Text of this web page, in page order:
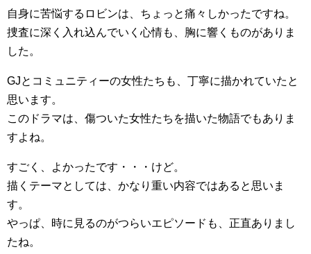
自身に苦悩するロビンは、ちょっと痛々しかったですね。
捜査に深く入れ込んでいく心情も、胸に響くものがありま
した。
GJとコミュニティーの女性たちも、丁寧に描かれていたと
思います。
このドラマは、傷ついた女性たちを描いた物語でもありま
すよね。
すごく、よかったです・・・けど。
描くテーマとしては、かなり重い内容ではあると思いま
す。
やっぱ、時に見るのがつらいエピソードも、正直ありまし
たね。